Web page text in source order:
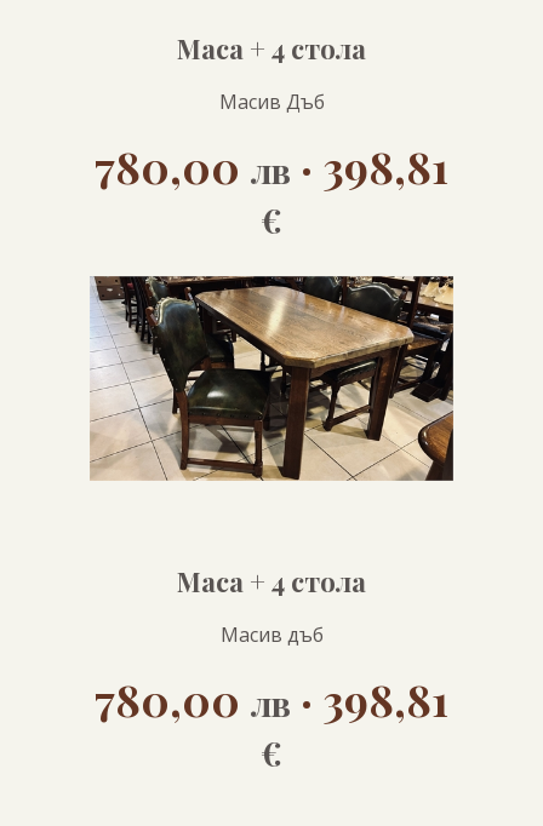
Маса + 4 стола
Масив Дъб
780,00 лв · 398,81
€
Маса + 4 стола
Масив дъб
780,00 лв · 398,81
€